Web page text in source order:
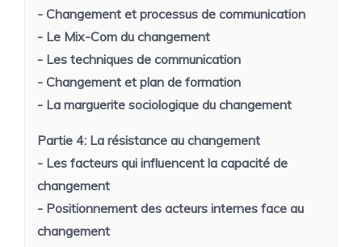
- Changement et processus de communication
- Le Mix-Com du changement
- Les techniques de communication
- Changement et plan de formation
- La marguerite sociologique du changement
Partie 4: La résistance au changement
- Les facteurs qui influencent la capacité de
changement
- Positionnement des acteurs internes face au
changement